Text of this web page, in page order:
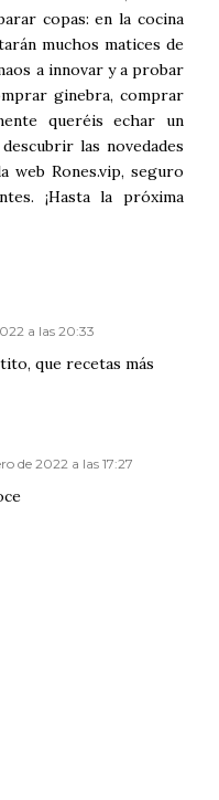
copas: en la cocina
muchos matices de
a innovar y a probar
ginebra, comprar
queréis echar un
las novedades
web Rones.vip, seguro
¡Hasta la próxima
a las 20:33
que recetas más
de 2022 a las 17:27